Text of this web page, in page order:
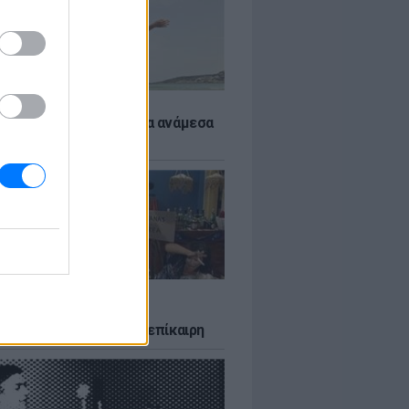
αποφύγεις το σύγκαμα ανάμεσα
και παραμένει επίκαιρη